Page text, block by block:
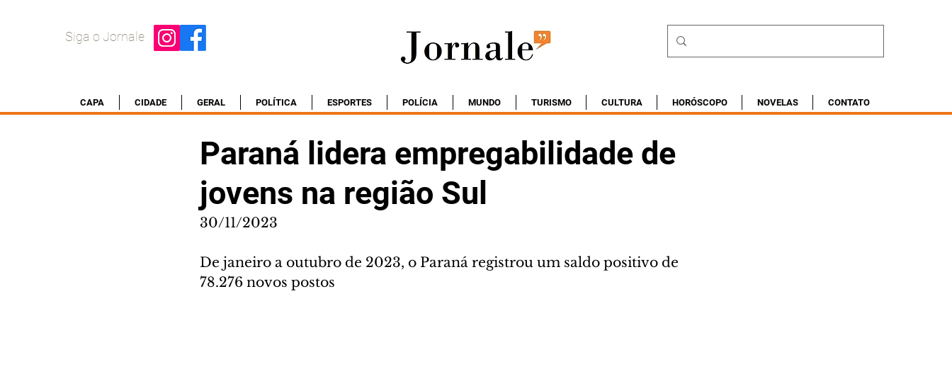
Siga o Jornale
CAPA CIDADE GERAL POLÍTICA ESPORTES POLÍCIA MUNDO TURISMO CULTURA HORÓSCOPO NOVELAS CONTATO
Paraná lidera empregabilidade de
jovens na região Sul
30/11/2023
De janeiro a outubro de 2023, o Paraná registrou um saldo positivo de
78.276 novos postos